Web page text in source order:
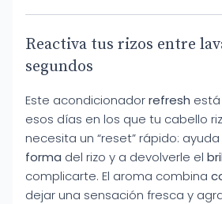
Reactiva tus rizos entre
segundos
Este acondicionadorrefresh
esos días en los que tu cabello
necesita un “reset” rápido: ayuda
forma del rizo y a devolverle el
complicarte. El aroma combina
dejar una sensación fresca y